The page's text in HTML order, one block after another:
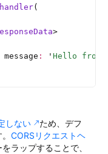
(
>
: ' Hello from
しない
ため、デフ
CORSリクエストヘ
ラップすることで、